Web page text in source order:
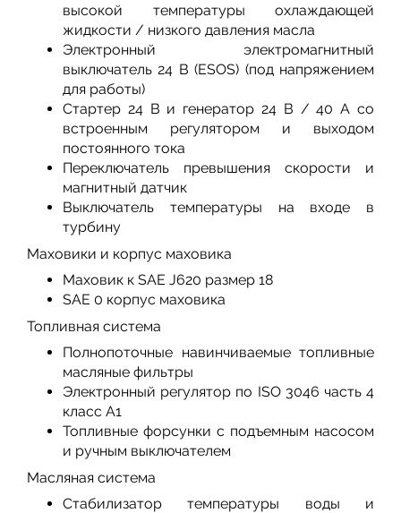
высокой температуры охлаждающей
жидкости / низкого давления масла
Электронный электромагнитный
выключатель 24 В (ESOS) (под напряжением
для работы)
Стартер 24 В и генератор 24 В / 40 А со
встроенным регулятором и выходом
постоянного тока
Переключатель превышения скорости и
магнитный датчик
Выключатель температуры на входе в
турбину
Маховики и корпус маховика
Маховик к SAE J620 размер 18
SAE 0 корпус маховика
Топливная система
Полнопоточные навинчиваемые топливные
масляные фильтры
Электронный регулятор по ISO 3046 часть 4
класс А1
Топливные форсунки с подъемным насосом
и ручным выключателем
Масляная система
Стабилизатор температуры воды и